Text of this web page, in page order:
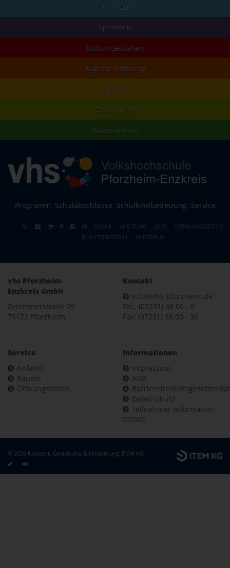
Beruf/EDV
Sprachen
Kultur/Gestalten
Allgemeinbildung
junge vhs
Gesundheit
Außenstellen
Programm Schulabschlüsse Schulkindbetreuung Service
SUCHE VHS-TEAM JOBS
ÖFFNUNGSZEITEN
BENUTZERPROFIL
WIDERRUF
vhs Pforzheim-
Enzkreis GmbH
Zerrennerstraße 29
75172 Pforzheim
Kontakt
info@vhs-pforzheim.de
Tel.: (07231) 38 00 - 0
Fax: (07231) 38 00 - 34
Service
Anfahrt
Räume
Öffnungszeiten
Informationen
Impressum
AGB
Datenschutz
Teilnehmer-Information
DSGVO
© 2026 Konzept, Gestaltung & Umsetzung: ITEM KG